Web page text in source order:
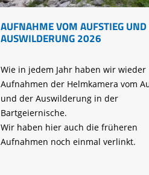
AUFNAHME VOM AUFSTIEG UND
AUSWILDERUNG 2026
Wie in jedem Jahr haben wir wieder
Aufnahmen der Helmkamera vom
und der Auswilderung in der
Bartgeiernische.
Wir haben hier auch die früheren
Aufnahmen noch einmal verlinkt.